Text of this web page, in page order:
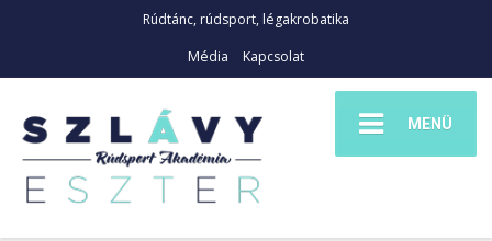
Rúdtánc, rúdsport, légakrobatika
Média
Kapcsolat
MENÜ